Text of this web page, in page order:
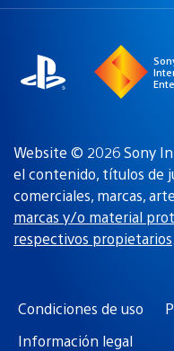
Website © 2026 Sony
el contenido, títulos de
comerciales, marcas,
marcas y/o material
respectivos propietarios
Condiciones de uso
Información legal